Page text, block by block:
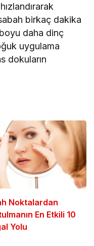
birkaç dakika
daha dinç
uygulama
dokuların
Noktalardan
En Etkili 10
Yolu